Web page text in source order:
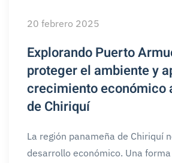
20 febrero 2025
Explorando Puerto
proteger el ambiente y
crecimiento económico
de Chiriquí
La región panameña de Chiriquí
desarrollo económico. Una